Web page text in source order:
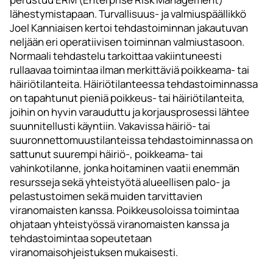
lähestymistapaan. Turvallisuus- ja valmiuspäällikkö
Joel Kanniaisen kertoi tehdastoiminnan jakautuvan
neljään eri operatiivisen toiminnan valmiustasoon.
Normaali tehdastelu tarkoittaa vakiintuneesti
rullaavaa toimintaa ilman merkittäviä poikkeama- tai
häiriötilanteita. Häiriötilanteessa tehdastoiminnassa
on tapahtunut pieniä poikkeus- tai häiriötilanteita,
joihin on hyvin varauduttu ja korjausprosessi lähtee
suunnitellusti käyntiin. Vakavissa häiriö- tai
suuronnettomuustilanteissa tehdastoiminnassa on
sattunut suurempi häiriö-, poikkeama- tai
vahinkotilanne, jonka hoitaminen vaatii enemmän
resursseja sekä yhteistyötä alueellisen palo- ja
pelastustoimen sekä muiden tarvittavien
viranomaisten kanssa. Poikkeusoloissa toimintaa
ohjataan yhteistyössä viranomaisten kanssa ja
tehdastoimintaa sopeutetaan
viranomaisohjeistuksen mukaisesti.